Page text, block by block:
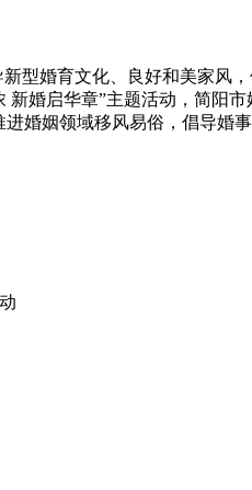
型婚育文化、良好和美家风
婚启华章”主题活动，简阳
婚姻领域移风易俗，倡导